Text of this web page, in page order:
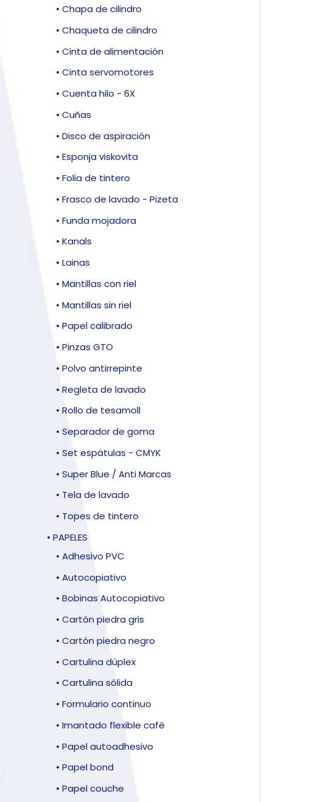
• Chapa de cilindro
• Chaqueta de cilindro
• Cinta de alimentación
• Cinta servomotores
• Cuenta hilo - 6X
• Cuñas
• Disco de aspiración
• Esponja viskovita
• Folia de tintero
• Frasco de lavado - Pizeta
• Funda mojadora
• Kanals
• Lainas
• Mantillas con riel
• Mantillas sin riel
• Papel calibrado
• Pinzas GTO
• Polvo antirrepinte
• Regleta de lavado
• Rollo de tesamoll
• Separador de goma
• Set espátulas - CMYK
• Super Blue / Anti Marcas
• Tela de lavado
• Topes de tintero
• PAPELES
• Adhesivo PVC
• Autocopiativo
• Bobinas Autocopiativo
• Cartón piedra gris
• Cartón piedra negro
• Cartulina dúplex
• Cartulina sólida
• Formulario continuo
• Imantado flexible café
• Papel autoadhesivo
• Papel bond
• Papel couche